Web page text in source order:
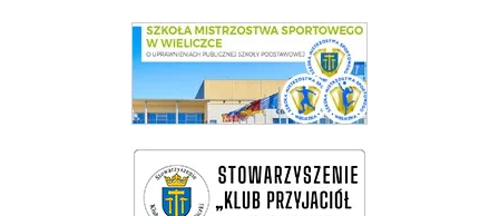
link do SMS Wieliczka
wieliczka-wieliczanie na bis